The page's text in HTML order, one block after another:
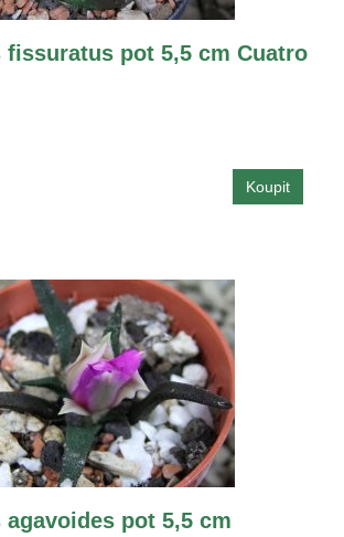
fissuratus pot 5,5 cm Cuatro
pot 5,5 cm